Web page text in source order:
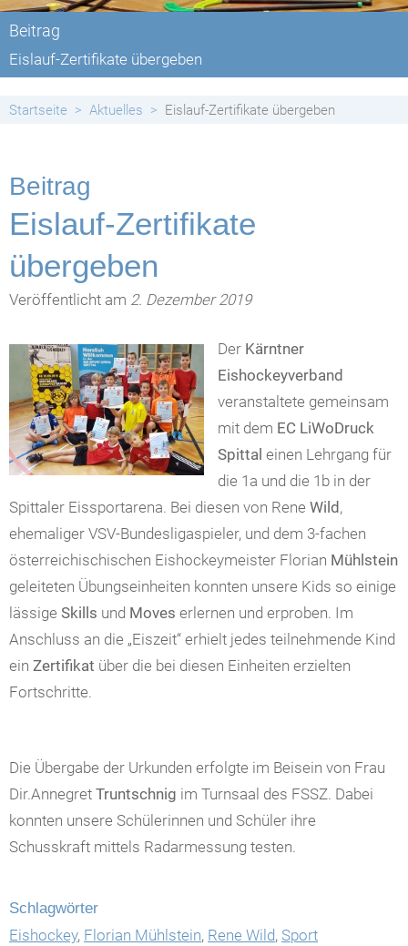
Beitrag
Eislauf-Zertifikate übergeben
Startseite Aktuelles Eislauf-Zertifikate übergeben
Beitrag
Eislauf-Zertifikate
übergeben
Veröffentlicht am 2. Dezember 2019
Der Kärntner
Eishockeyverband
veranstaltete gemeinsam
mit dem EC LiWoDruck
Spittal einen Lehrgang für
die 1a und die 1b in der
Spittaler Eissportarena. Bei diesen von Rene Wild ,
ehemaliger VSV-Bundesligaspieler, und dem 3-fachen
österreichischischen Eishockeymeister Florian Mühlstein
geleiteten Übungseinheiten konnten unsere Kids so einige
lässige Skills und Moves erlernen und erproben. Im
Anschluss an die „Eiszeit“ erhielt jedes teilnehmende Kind
ein Zertifikat über die bei diesen Einheiten erzielten
Fortschritte.
Die Übergabe der Urkunden erfolgte im Beisein von Frau
Dir.Annegret Truntschnig im Turnsaal des FSSZ. Dabei
konnten unsere Schülerinnen und Schüler ihre
Schusskraft mittels Radarmessung testen.
Schlagwörter
Eishockey, Florian Mühlstein, Rene Wild, Sport